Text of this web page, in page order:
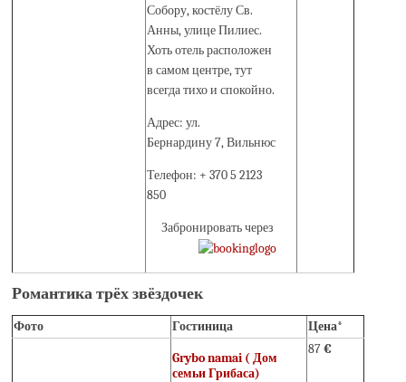
Собору, костёлу Св.
Анны, улице Пилиес.
Хоть отель расположен
в самом центре, тут
всегда тихо и спокойно.
Адрес: ул.
Бернардину 7, Вильнюс
Телефон: + 370 5 2123
850
Забронировать через
Романтика трёх звёздочек
Фото Гостиница Цена*
Grybo namai ( Дом
семьи Грибаса)
87€